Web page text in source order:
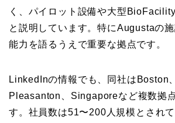
く、パイロット設備や大型
と説明しています。特にAugustaの
能力を語るうえで重要な拠点です。
LinkedInの情報でも、同社はBoston
Pleasanton、Singaporeなど複数拠
す。社員数は51〜200人規模とされ